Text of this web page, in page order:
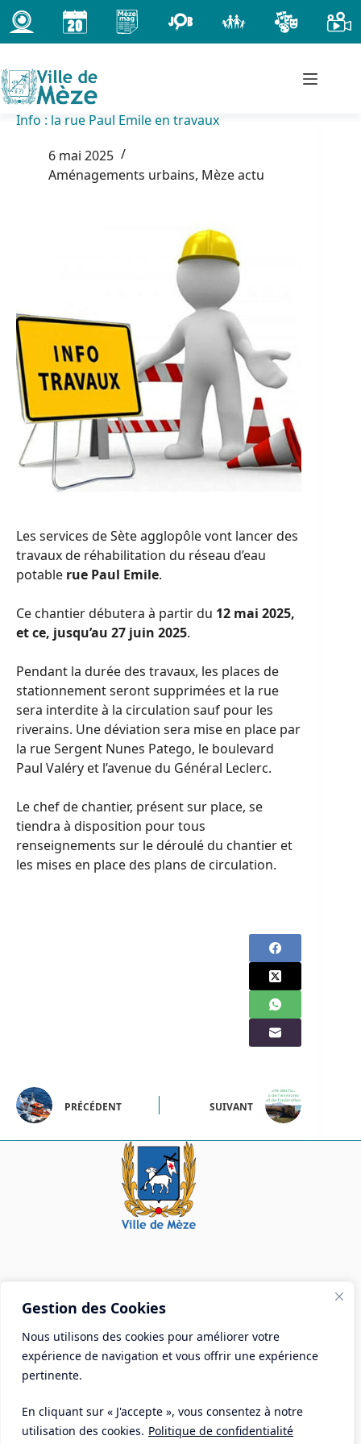
Gestion des Cookies
Nous utilisons des cookies pour améliorer votre
expérience de navigation et vous offrir une expérience
pertinente.
En cliquant sur « J'accepte », vous consentez à notre
utilisation des cookies. Politique de confidentialité
Passer
au
contenu
Info : la rue Paul Emile en travaux
6 mai 2025
Aménagements urbains, Mèze actu
Les services de Sète agglopôle vont lancer des
travaux de réhabilitation du réseau d’eau
potable rue Paul Emile.
Ce chantier débutera à partir du 12 mai 2025,
et ce, jusqu’au 27 juin 2025.
Pendant la durée des travaux, les places de
stationnement seront supprimées et la rue
sera interdite à la circulation sauf pour les
riverains. Une déviation sera mise en place par
la rue Sergent Nunes Patego, le boulevard
Paul Valéry et l’avenue du Général Leclerc.
Le chef de chantier, présent sur place, se
tiendra à disposition pour tous
renseignements sur le déroulé du chantier et
les mises en place des plans de circulation.
PRÉCÉDENT SUIVANT
Mairie de Mèze
Place Aristide Briand - BP 28 34140 Mèze
Tél :04 67 18 30 30
Mail :